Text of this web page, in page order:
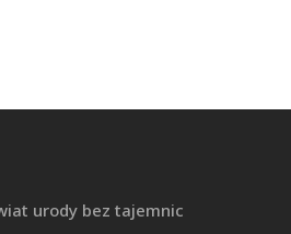
urody bez tajemnic